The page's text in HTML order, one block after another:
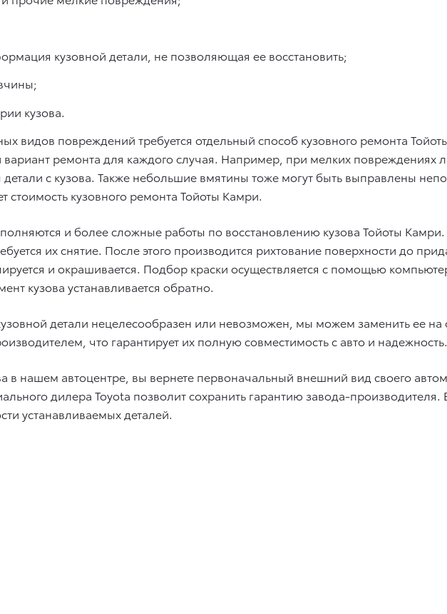
кузовной детали, не позволяющая ее восстановить;
кузова.
видов повреждений требуется отдельный способ кузовного ремонта
ремонта для каждого случая. Например, при мелких повреждениях
детали с кузова. Также небольшие вмятины тоже могут быть выправлены
стоимость кузовного ремонта Тойоты Камри.
и более сложные работы по восстановлению кузова Тойоты
их снятие. После этого производится рихтование поверхности до
и окрашивается. Подбор краски осуществляется с помощью
кузова устанавливается обратно.
детали нецелесообразен или невозможен, мы можем заменить ее
что гарантирует их полную совместимость с авто и надежность.
в нашем автоцентре, вы вернете первоначальный внешний вид своего
дилера Toyota позволит сохранить гарантию завода-
устанавливаемых деталей.